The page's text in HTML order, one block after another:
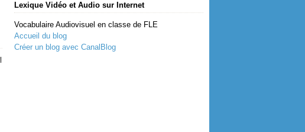
Lexique Vidéo et Audio sur Internet
Vocabulaire Audiovisuel en classe de FLE
Accueil du blog
Créer un blog avec CanalBlog